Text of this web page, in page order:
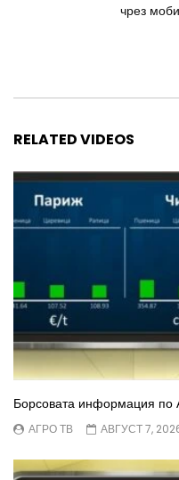
чрез
RELATED VIDEOS
Борсовата информация по
АГРО ТВ АВГУСТ 7,